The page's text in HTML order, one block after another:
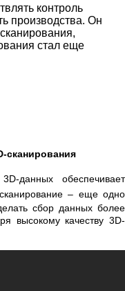
контроль
производства. Он
стал еще
сканирования
данных обеспечивает
– еще одно
сбор данных более
высокому качеству 3D-